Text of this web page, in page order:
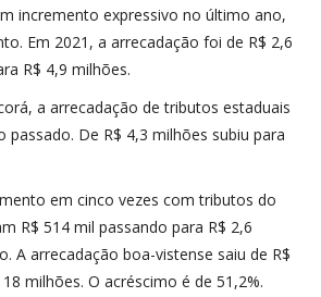
incremento expressivo no último ano,
Em 2021, a arrecadação foi de R$ 2,6
R$ 4,9 milhões.
a arrecadação de tributos estaduais
passado. De R$ 4,3 milhões subiu para
em cinco vezes com tributos do
R$ 514 mil passando para R$ 2,6
A arrecadação boa-vistense saiu de R$
milhões. O acréscimo é de 51,2%.